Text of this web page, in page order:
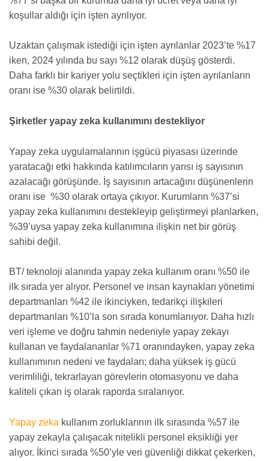
koşullar aldığı için işten ayrılıyor.
Uzaktan çalışmak istediği için işten ayrılanlar 2023’te %17
iken, 2024 yılında bu sayı %12 olarak düşüş gösterdi.
Daha farklı bir kariyer yolu seçtikleri için işten ayrılanların
oranı ise %30 olarak belirtildi.
Şirketler yapay zeka kullanımını destekliyor
Yapay zeka uygulamalarının işgücü piyasası üzerinde
yaratacağı etki hakkında katılımcıların yarısı iş sayısının
azalacağı görüşünde. İş sayısının artacağını düşünenlerin
oranı ise %30 olarak ortaya çıkıyor. Kurumların %37’si
yapay zeka kullanımını destekleyip geliştirmeyi planlarken,
%39’uysa yapay zeka kullanımına ilişkin net bir görüş
sahibi değil.
BT/ teknoloji alanında yapay zeka kullanım oranı %50 ile
ilk sırada yer alıyor. Personel ve insan kaynakları yönetimi
departmanları %42 ile ikinciyken, tedarikçi ilişkileri
departmanları %10’la son sırada konumlanıyor. Daha hızlı
veri işleme ve doğru tahmin nedeniyle yapay zekayı
kullanan ve faydalananlar %71 oranındayken, yapay zeka
kullanımının nedeni ve faydaları; daha yüksek iş gücü
verimliliği, tekrarlayan görevlerin otomasyonu ve daha
kaliteli çıkan iş olarak raporda sıralanıyor.
Yapay zeka kullanım zorluklarının ilk sırasında %57 ile
yapay zekayla çalışacak nitelikli personel eksikliği yer
alıyor. İkinci sırada %50’yle veri güvenliği dikkat çekerken,